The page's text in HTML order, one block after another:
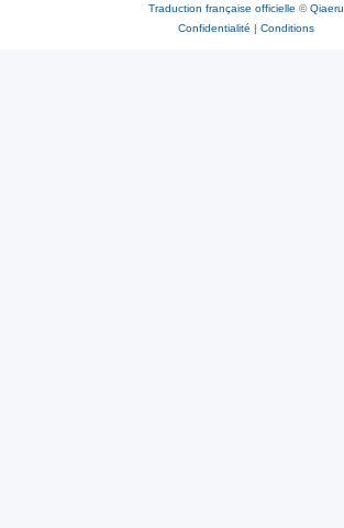
Traduction française officielle ©Qiaeru
Confidentialité | Conditions